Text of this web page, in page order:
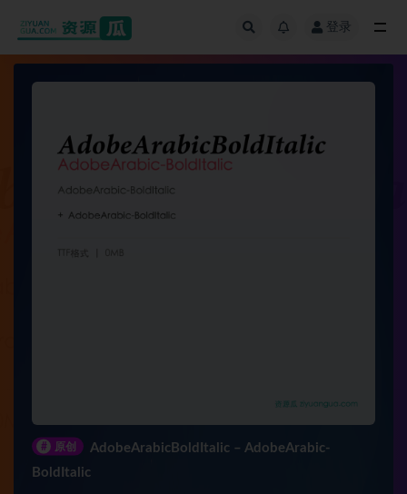
登录
# 原创
AdobeArabicBoldItalic – AdobeArabic-
BoldItalic